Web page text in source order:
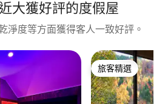
大獲好評的度假屋
淨度等方面獲得客人一致好評。
旅客精選
旅客精選